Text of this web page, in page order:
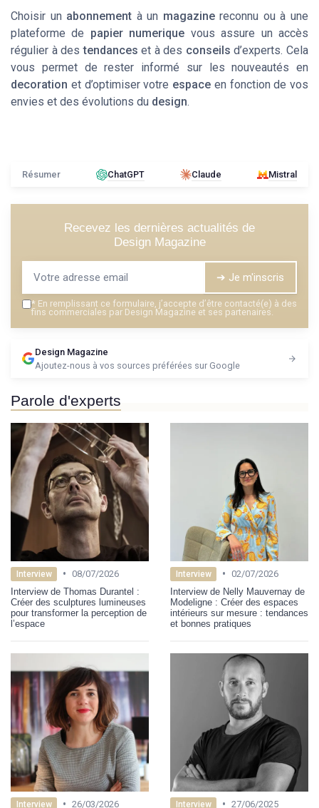
Choisir un abonnement à un magazinereconnu ou à une
plateforme de papier numerique vous assure un accès
régulier à destendances et à des conseils d’experts. Cela
vous permet de rester informé sur les nouveautés en
decoration et d’optimiser votre espace en fonction de vos
envies et des évolutions du design.
Résumer ChatGPT Claude Mistral
Recevez les dernières actualités de
Design Magazine
➔ Je m'inscris
* En remplissant ce formulaire, j’accepte d’être contacté(e) à des
fins commerciales par Design Magazine et ses partenaires.
Design Magazine
Ajoutez-nous à vos sources préférées sur Google
Parole d'experts
Interview • 08/07/2026
Interview de Thomas Durantel :
Créer des sculptures lumineuses
pour transformer la perception de
l’espace
Interview • 02/07/2026
Interview de Nelly Mauvernay de
Modeligne : Créer des espaces
intérieurs sur mesure : tendances
et bonnes pratiques
Interview • 26/03/2026 Interview • 27/06/2025